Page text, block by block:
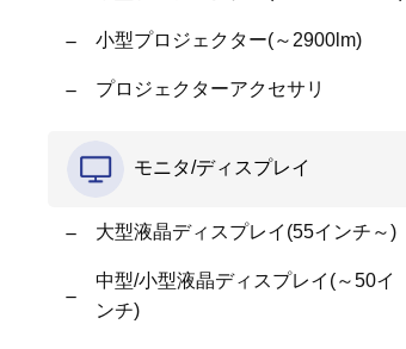
小型プロジェクター(～2900lm)
プロジェクターアクセサリ
モニタ/ディスプレイ
大型液晶ディスプレイ(55インチ～)
中型/小型液晶ディスプレイ(～50イ
ンチ)